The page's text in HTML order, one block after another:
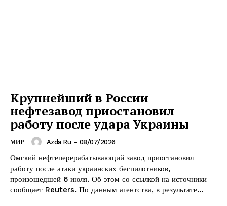
Крупнейший в России
нефтезавод приостановил
работу после удара Украины
МИР Azda Ru - 08/07/2026
Омский нефтеперерабатывающий завод приостановил
работу после атаки украинских беспилотников,
произошедшей 6 июля. Об этом со ссылкой на источники
сообщает Reuters. По данным агентства, в результате...